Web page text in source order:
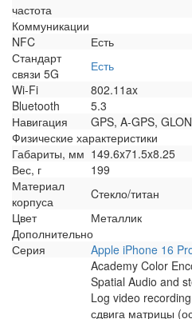
частота
Коммуникации
NFC
Есть
Стандарт
связи 5G
Есть
Wi-Fi
802.11ax
Bluetooth
5.3
Навигация
GPS, A-GPS,
Физические характеристики
Габариты, мм 149.6x71.5x8.25
Вес, г
199
Материал
корпуса
Cтекло/титан
Цвет
Металлик
Дополнительно
Серия
Apple iPhone 16
Academy Color
Spatial Audio and
Log video
сдвига матрицы